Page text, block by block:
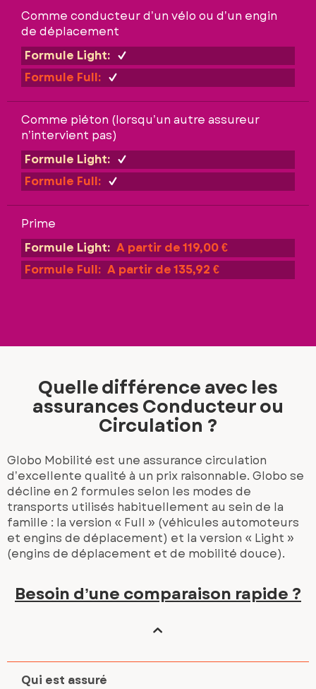
Comme conducteur d’un vélo ou d’un engin
de déplacement
Formule Light:
Formule Full:
Comme piéton (lorsqu’un autre assureur
n’intervient pas)
Formule Light:
Formule Full:
Prime
Formule Light: A partir de 119,00 €
Formule Full: A partir de 135,92 €
Quelle différence avec les
assurances Conducteur ou
Circulation ?
Globo Mobilité est une assurance circulation
d’excellente qualité à un prix raisonnable. Globo se
décline en 2 formules selon les modes de
transports utilisés habituellement au sein de la
famille : la version « Full » (véhicules automoteurs
et engins de déplacement) et la version « Light »
(engins de déplacement et de mobilité douce).
Besoin d’une comparaison rapide ?
Qui est assuré